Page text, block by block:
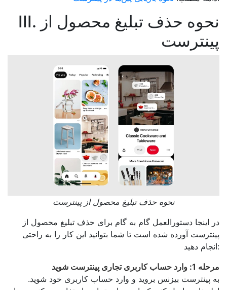
III. نحوه حذف تبلیغ محصول از
پینترست
نحوه حذف تبلیغ محصول از پینترست
در اینجا دستورالعمل گام به گام برای حذف تبلیغ محصول از
پینترست آورده شده است تا شما بتوانید این کار را به راحتی
انجام دهید:
مرحله 1: وارد حساب کاربری تجاری پینترست شوید
به پینترست بیزنس بروید و وارد حساب کاربری خود شوید.